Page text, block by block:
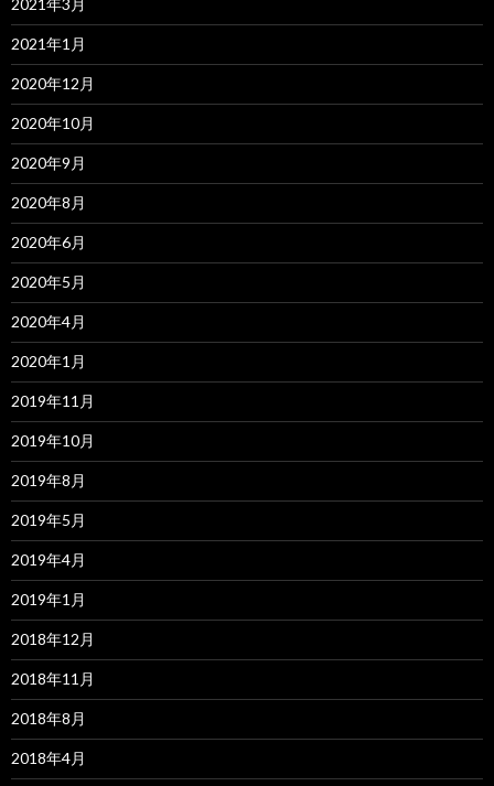
2021年3月
2021年1月
2020年12月
2020年10月
2020年9月
2020年8月
2020年6月
2020年5月
2020年4月
2020年1月
2019年11月
2019年10月
2019年8月
2019年5月
2019年4月
2019年1月
2018年12月
2018年11月
2018年8月
2018年4月